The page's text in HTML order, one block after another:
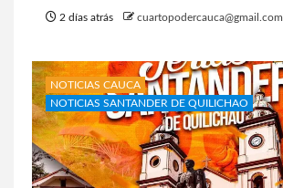
2 días atrás cuartopodercauca@gmail.com
NOTICIAS CAUCA
NOTICIAS SANTANDER DE QUILICHAO